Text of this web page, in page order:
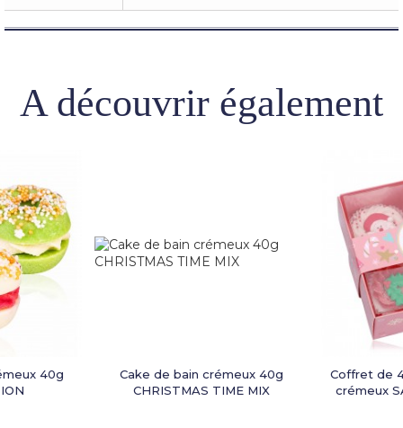
A découvrir également
40g
Cake de bain crémeux 40g
CHRISTMAS TIME MIX
Coffret de
crémeux